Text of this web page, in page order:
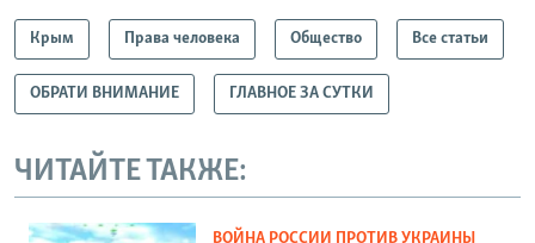
Крым Права человека Общество Все статьи
ОБРАТИ ВНИМАНИЕ ГЛАВНОЕ ЗА СУТКИ
ЧИТАЙТЕ ТАКЖЕ:
ВОЙНА РОССИИ ПРОТИВ УКРАИНЫ